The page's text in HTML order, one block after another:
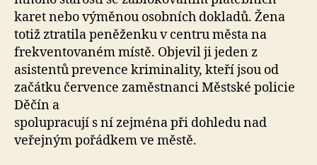
karet nebo výměnou osobních dokladů. Žena
totiž ztratila peněženku v centru města na
frekventovaném místě. Objevil ji jeden z
asistentů prevence kriminality, kteří jsou od
začátku července zaměstnanci Městské policie
Děčín a
spolupracují s ní zejména při dohledu nad
veřejným pořádkem ve městě.